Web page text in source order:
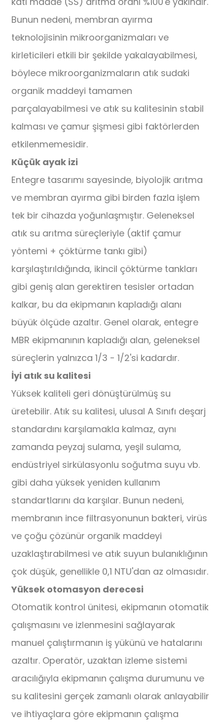
Bunun nedeni, membran ayırma
teknolojisinin mikroorganizmaları ve
kirleticileri etkili bir şekilde yakalayabilmesi,
böylece mikroorganizmaların atık sudaki
organik maddeyi tamamen
parçalayabilmesi ve atık su kalitesinin stabil
kalması ve çamur şişmesi gibi faktörlerden
etkilenmemesidir.
Küçük ayak izi
Entegre tasarımı sayesinde, biyolojik arıtma
ve membran ayırma gibi birden fazla işlem
tek bir cihazda yoğunlaşmıştır. Geleneksel
atık su arıtma süreçleriyle (aktif çamur
yöntemi + çöktürme tankı gibi)
karşılaştırıldığında, ikincil çöktürme tankları
gibi geniş alan gerektiren tesisler ortadan
kalkar, bu da ekipmanın kapladığı alanı
büyük ölçüde azaltır. Genel olarak, entegre
MBR ekipmanının kapladığı alan, geleneksel
süreçlerin yalnızca 1/3 - 1/2'si kadardır.
İyi atık su kalitesi
Yüksek kaliteli geri dönüştürülmüş su
üretebilir. Atık su kalitesi, ulusal A Sınıfı deşarj
standardını karşılamakla kalmaz, aynı
zamanda peyzaj sulama, yeşil sulama,
endüstriyel sirkülasyonlu soğutma suyu vb.
gibi daha yüksek yeniden kullanım
standartlarını da karşılar. Bunun nedeni,
membranın ince filtrasyonunun bakteri, virüs
ve çoğu çözünür organik maddeyi
uzaklaştırabilmesi ve atık suyun bulanıklığının
çok düşük, genellikle 0,1 NTU'dan az olmasıdır.
Yüksek otomasyon derecesi
Otomatik kontrol ünitesi, ekipmanın otomatik
çalışmasını ve izlenmesini sağlayarak
manuel çalıştırmanın iş yükünü ve hatalarını
azaltır. Operatör, uzaktan izleme sistemi
aracılığıyla ekipmanın çalışma durumunu ve
su kalitesini gerçek zamanlı olarak anlayabilir
ve ihtiyaçlara göre ekipmanın çalışma